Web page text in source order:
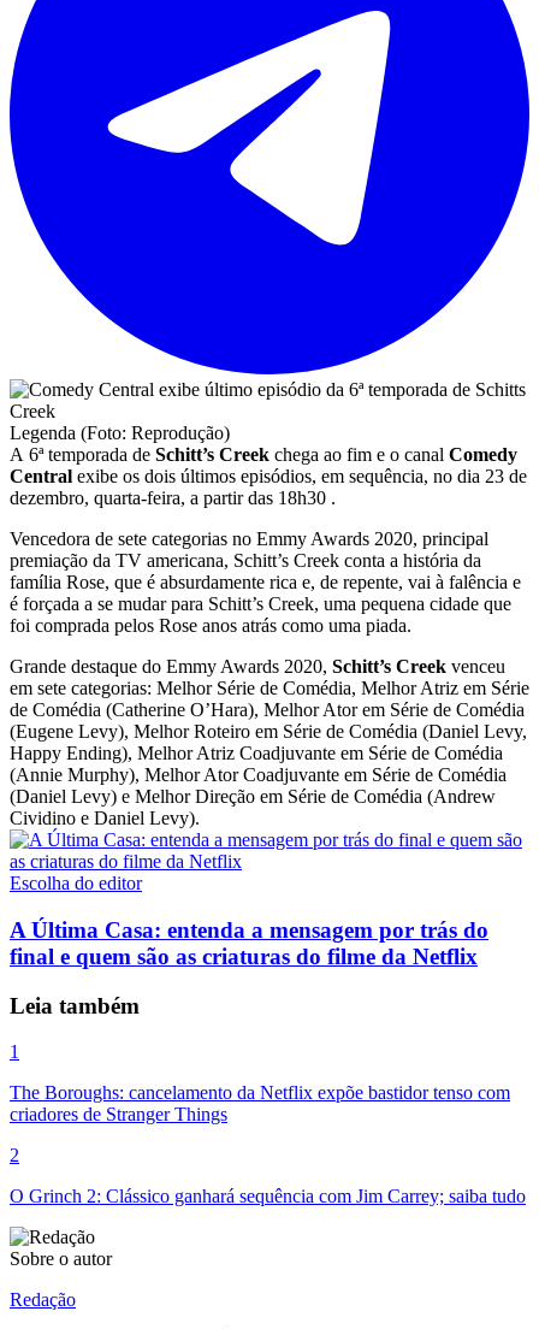
Legenda (Foto: Reprodução)
A 6ª temporada de Schitt’s Creek chega ao fim e o canal Comedy
Central exibe os dois últimos episódios, em sequência, no dia 23 de
dezembro, quarta-feira, a partir das 18h30 .
Vencedora de sete categorias no Emmy Awards 2020, principal
premiação da TV americana, Schitt’s Creek conta a história da
família Rose, que é absurdamente rica e, de repente, vai à falência e
é forçada a se mudar para Schitt’s Creek, uma pequena cidade que
foi comprada pelos Rose anos atrás como uma piada.
Grande destaque do Emmy Awards 2020, Schitt’s Creek venceu
em sete categorias: Melhor Série de Comédia, Melhor Atriz em Série
de Comédia (Catherine O’Hara), Melhor Ator em Série de Comédia
(Eugene Levy), Melhor Roteiro em Série de Comédia (Daniel Levy,
Happy Ending), Melhor Atriz Coadjuvante em Série de Comédia
(Annie Murphy), Melhor Ator Coadjuvante em Série de Comédia
(Daniel Levy) e Melhor Direção em Série de Comédia (Andrew
Cividino e Daniel Levy).
Escolha do editor
A Última Casa: entenda a mensagem por trás do
final e quem são as criaturas do filme da Netflix
Leia também
1
The Boroughs: cancelamento da Netflix expõe bastidor tenso com
criadores de Stranger Things
2
O Grinch 2: Clássico ganhará sequência com Jim Carrey; saiba tudo
Sobre o autor
Redação